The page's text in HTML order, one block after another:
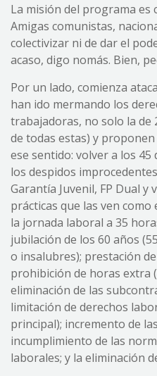
La misión del programa
Amigas comunistas,
colectivizar ni de dar el
acaso, digo nomás. Bien,
Por un lado, comienza
han ido mermando los
trabajadoras, no solo la de
de todas estas) y
ese sentido: volver a los
los despidos
Garantía Juvenil, FP Dual y
prácticas que las ven como
la jornada laboral a 35
jubilación de los 60 años
o insalubres); prestación
prohibición de horas extra
eliminación de las
limitación de derechos
principal); incremento de
incumplimiento de las
laborales; y la eliminación